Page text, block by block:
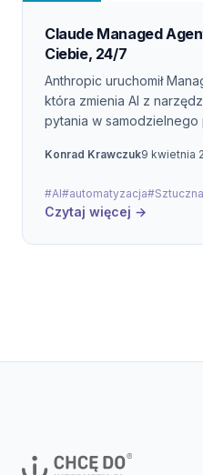
Claude Managed
Ciebie, 24/7
Anthropic uruchomił Managed
która zmienia AI z
pytania w samodzielnego
Konrad Krawczuk9 kwietnia
#AI#automatyzacja
Czytaj więcej →